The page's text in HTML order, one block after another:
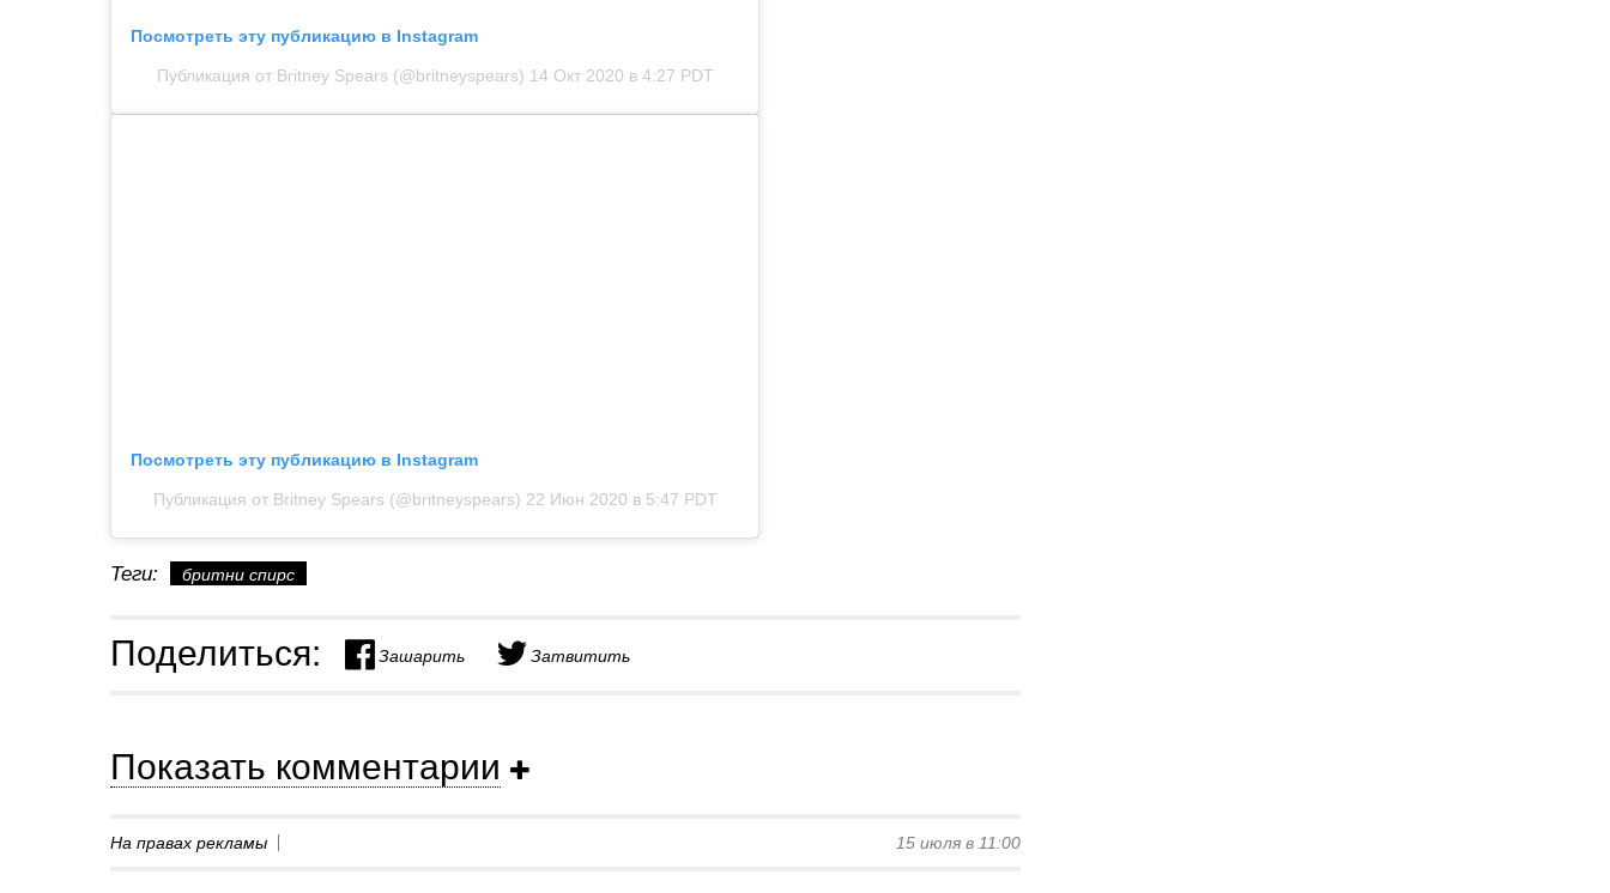
Посмотреть эту публикацию в Instagram
Публикация от Britney Spears (@britneyspears) 14 Окт 2020 в 4:27 PDT
Посмотреть эту публикацию в Instagram
Публикация от Britney Spears (@britneyspears) 22 Июн 2020 в 5:47 PDT
Теги: бритни спирс
Поделиться: Зашарить Затвитить
Показать комментарии
На правах рекламы 15 июля в 11:00